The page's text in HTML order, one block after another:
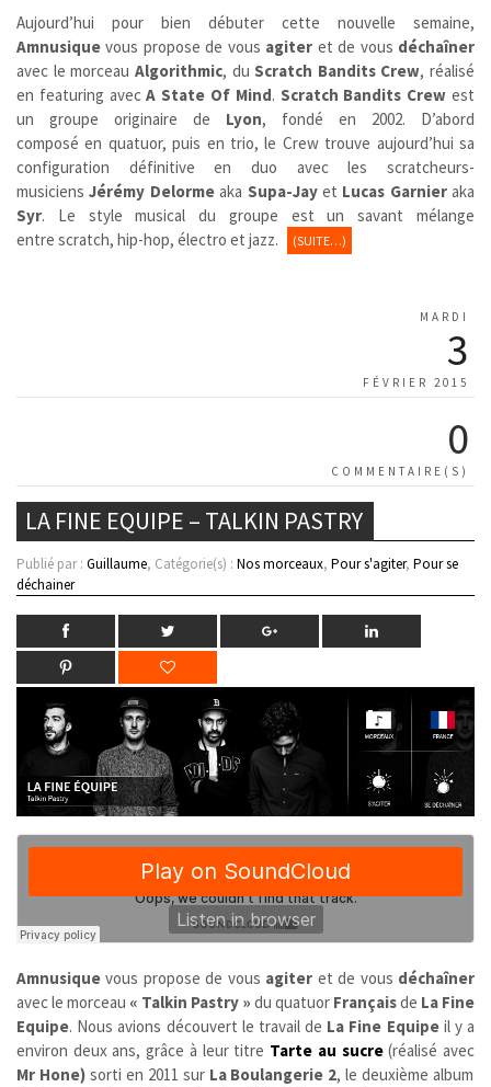
Aujourd’hui pour bien débuter cette nouvelle semaine,
Amnusique vous propose de vous agiter et de vous déchaîner
avec le morceau Algorithmic, duScratch Bandits Crew, réalisé
en featuring avecA State Of Mind. Scratch Bandits Crew est
un groupe originaire de Lyon,
fondé en 2002. D’abord
composé en quatuor, puis en trio, le Crew trouve aujourd’hui sa
configuration définitive en duo avec les scratcheurs-
musiciensJérémy Delormeaka Supa-Jayet Lucas Garnieraka
Syr. Le style musical du groupe est un savant mélange
entre scratch, hip-hop, électro et jazz.
(SUITE…)
MARDI
3
FÉVRIER 2015
0
COMMENTAIRE(S)
LA FINE EQUIPE – TALKIN PASTRY
Publié par : Guillaume, Catégorie(s) : Nos morceaux, Pour s'agiter, Pour se
déchainer
Amnusique vous propose de vous agiter et de vous déchaîner
avec le morceau « Talkin Pastry » du quatuor Françaisde La Fine
Equipe. Nous avions découvert le travail de La Fine Equipe il y a
environ deux ans, grâce à leur titre Tarte au sucre(réalisé avec
Mr Hone) sorti en 2011 sur La Boulangerie 2, le deuxième album